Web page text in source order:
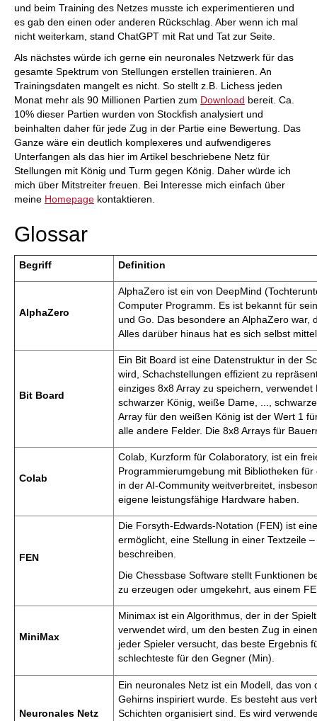
und beim Training des Netzes musste ich experimentieren und
es gab den einen oder anderen Rückschlag. Aber wenn ich mal
nicht weiterkam, stand ChatGPT mit Rat und Tat zur Seite.
Als nächstes würde ich gerne ein neuronales Netzwerk für das
gesamte Spektrum von Stellungen erstellen trainieren. An
Trainingsdaten mangelt es nicht. So stellt z.B. Lichess jeden
Monat mehr als 90 Millionen Partien zum Download bereit. Ca.
10% dieser Partien wurden von Stockfish analysiert und
beinhalten daher für jede Zug in der Partie eine Bewertung. Das
Ganze wäre ein deutlich komplexeres und aufwendigeres
Unterfangen als das hier im Artikel beschriebene Netz für
Stellungen mit König und Turm gegen König. Daher würde ich
mich über Mitstreiter freuen. Bei Interesse mich einfach über
meine Homepage kontaktieren.
Glossar
Begriff Definition
AlphaZero
AlphaZero ist ein von DeepMind
Computer Programm. Es ist bekannt für
und Go. Das besondere an AlphaZero war,
Alles darüber hinaus hat es sich selbst
Bit Board
Ein Bit Board ist eine Datenstruktur in der
wird, Schachstellungen effizient zu
einziges 8x8 Array zu speichern,
schwarzer König, weiße Dame, ...,
Array für den weißen König ist der Wert 1
alle andere Felder. Die 8x8 Arrays für
Colab
Colab, Kurzform für Colaboratory, ist ein
Programmierumgebung mit Bibliotheken
in der AI-Community weitverbreitet,
eigene leistungsfähige Hardware haben.
FEN
Die Forsyth-Edwards-Notation (FEN) ist
ermöglicht, eine Stellung in einer Textzeile
beschreiben.
Die Chessbase Software stellt Funktionen
zu erzeugen oder umgekehrt, aus einem
MiniMax
Minimax ist ein Algorithmus, der in der
verwendet wird, um den besten Zug in
jeder Spieler versucht, das beste Ergebnis
schlechteste für den Gegner (Min).
Neuronales Netz
Ein neuronales Netz ist ein Modell, das
Gehirns inspiriert wurde. Es besteht aus
Schichten organisiert sind. Es wird